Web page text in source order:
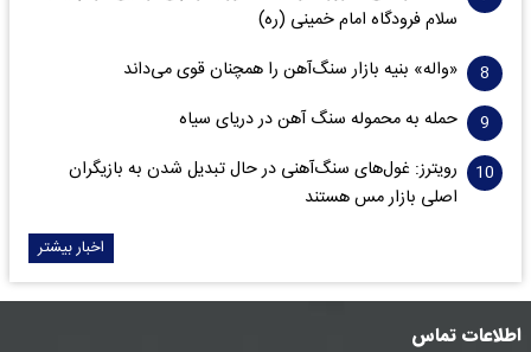
سلام فرودگاه امام خمینی (ره)
«واله» بنیه بازار سنگ‌آهن را همچنان قوی می‌داند
حمله به محموله سنگ آهن در دریای سیاه
رویترز: غول‌های سنگ‌آهنی‌ در حال تبدیل شدن به بازیگران
اصلی بازار مس هستند
اخبار بیشتر
اطلاعات تماس